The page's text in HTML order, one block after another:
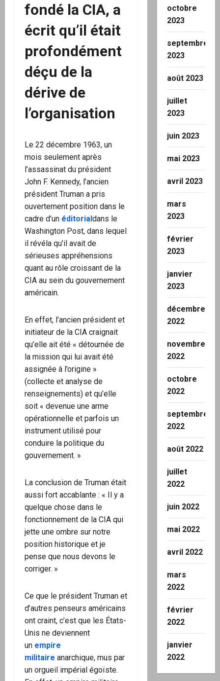
fondé la CIA, a
écrit qu’il était
profondément
déçu de la
dérive de
l’organisation
Le 22 décembre 1963, un
mois seulement après
l’assassinat du président
John F. Kennedy, l’ancien
président Truman a pris
ouvertement position dans le
cadre d’un éditorialdans le
Washington Post, dans lequel
il révéla qu’il avait de
sérieuses appréhensions
quant au rôle croissant de la
CIA au sein du gouvernement
américain.
En effet, l’ancien président et
initiateur de la CIA craignait
qu’elle ait été « détournée de
la mission qui lui avait été
assignée à l’origine »
(collecte et analyse de
renseignements) et qu’elle
soit « devenue une arme
opérationnelle et parfois un
instrument utilisé pour
conduire la politique du
gouvernement. »
La conclusion de Truman était
aussi fort accablante : « Il y a
quelque chose dans le
fonctionnement de la CIA qui
jette une ombre sur notre
position historique et je
pense que nous devons le
corriger. »
Ce que le président Truman et
d’autres penseurs américains
ont craint, c’est que les États-
Unis ne deviennent
un empire
militaire anarchique, mus par
un orgueil impérial égoïste.
octobre
2023
septembre
2023
août 2023
juillet
2023
juin 2023
mai 2023
avril 2023
mars
2023
février
2023
janvier
2023
décembre
2022
novembre
2022
octobre
2022
septembre
2022
août 2022
juillet
2022
juin 2022
mai 2022
avril 2022
mars
2022
février
2022
janvier
2022